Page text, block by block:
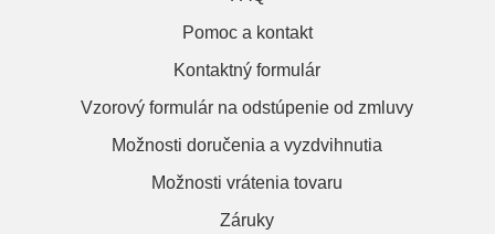
Pomoc a kontakt
Kontaktný formulár
Vzorový formulár na odstúpenie od zmluvy
Možnosti doručenia a vyzdvihnutia
Možnosti vrátenia tovaru
Záruky